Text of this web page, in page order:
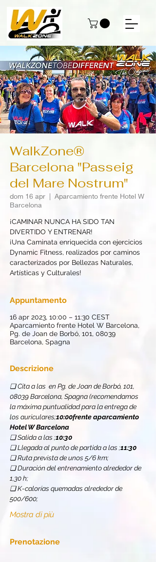
WalkZone®
Barcelona "Passeig
del Mare Nostrum"
dom 16 apr
  |
Aparcamiento frente Hotel W
Barcelona
¡CAMINAR NUNCA HA SIDO TAN
DIVERTIDO Y ENTRENAR!
¡Una Caminata enriquecida con ejercicios
Dynamic Fitness, realizados por caminos
caracterizados por Bellezas Naturales,
Artísticas y Culturales!
Appuntamento
16 apr 2023, 10:00 – 11:30 CEST
Aparcamiento frente Hotel W Barcelona,
Pg. de Joan de Borbó, 101, 08039
Barcelona, Spagna
Descrizione
❏ Cita a las en Pg. de Joan de Borbó, 101,
08039 Barcelona, Spagna (recomendamos
la máxima puntualidad para la entrega de
los auriculares;10:00frente aparcamiento
Hotel W Barcelona
❏ Salida a las ;10:30
❏ Llegada al punto de partida a las ;11:30
❏ Ruta prevista de unos 5/6 km;
❏ Duración del entrenamiento alrededor de
1,30 h;
❏ K-calorías quemadas alrededor de
500/600;
Mostra di più
Prenotazione